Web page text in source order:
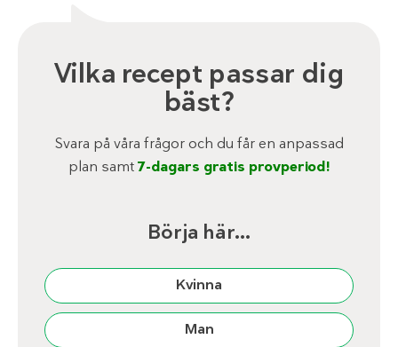
Vilka recept passar dig
bäst?
Svara på våra frågor och du får en anpassad
plan samt7-dagars gratis provperiod!
Börja här…
Kvinna
Man